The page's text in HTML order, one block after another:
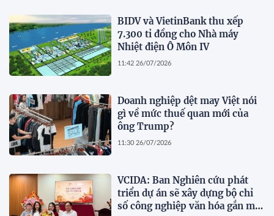
BIDV và VietinBank thu xếp
7.300 tỉ đồng cho Nhà máy
Nhiệt điện Ô Môn IV
11:42 26/07/2026
Doanh nghiệp dệt may Việt nói
gì về mức thuế quan mới của
ông Trump?
11:30 26/07/2026
VCIDA: Ban Nghiên cứu phát
triển dự án sẽ xây dựng bộ chỉ
số công nghiệp văn hóa gắn mã